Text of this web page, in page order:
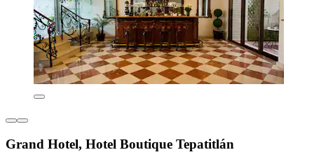
Grand Hotel, Hotel Boutique Tepatitlán